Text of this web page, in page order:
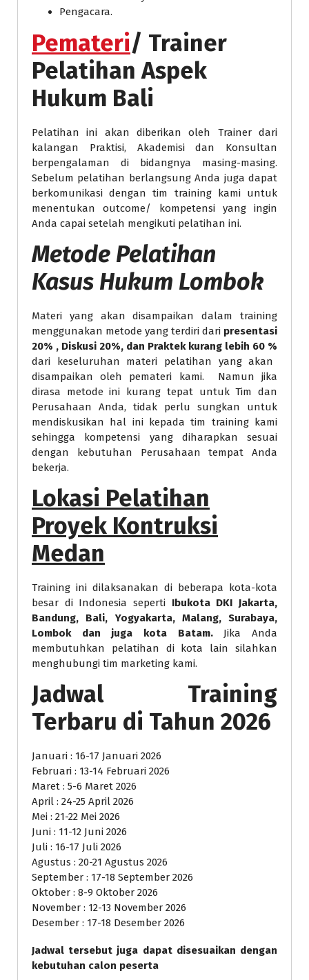
Pengacara.
Pemateri/ Trainer
Pelatihan Aspek
Hukum Bali
Pelatihan ini akan diberikan oleh Trainer dari
kalangan Praktisi, Akademisi dan Konsultan
berpengalaman di bidangnya masing-masing.
Sebelum pelatihan berlangsung Anda juga dapat
berkomunikasi dengan tim training kami untuk
menentukan outcome/ kompetensi yang ingin
Anda capai setelah mengikuti pelatihan ini.
Metode Pelatihan
Kasus Hukum Lombok
Materi yang akan disampaikan dalam training
menggunakan metode yang terdiri dari presentasi
20% , Diskusi 20%, dan Praktek kurang lebih 60 %
dari keseluruhan materi pelatihan yang akan
disampaikan oleh pemateri kami. Namun jika
dirasa metode ini kurang tepat untuk Tim dan
Perusahaan Anda, tidak perlu sungkan untuk
mendiskusikan hal ini kepada tim training kami
sehingga kompetensi yang diharapkan sesuai
dengan kebutuhan Perusahaan tempat Anda
bekerja.
Lokasi Pelatihan
Proyek Kontruksi
Medan
Training ini dilaksanakan di beberapa kota-kota
besar di Indonesia seperti Ibukota DKI Jakarta,
Bandung, Bali, Yogyakarta, Malang, Surabaya,
Lombok dan juga kota Batam.Jika Anda
membutuhkan pelatihan di kota lain silahkan
menghubungi tim marketing kami.
Jadwal Training
Terbaru di Tahun 2026
Januari : 16-17 Januari 2026
Februari : 13-14 Februari 2026
Maret : 5-6 Maret 2026
April : 24-25 April 2026
Mei : 21-22 Mei 2026
Juni : 11-12 Juni 2026
Juli : 16-17 Juli 2026
Agustus : 20-21 Agustus 2026
September : 17-18 September 2026
Oktober : 8-9 Oktober 2026
November : 12-13 November 2026
Desember : 17-18 Desember 2026
Jadwal tersebut juga dapat disesuaikan dengan
kebutuhan calon peserta